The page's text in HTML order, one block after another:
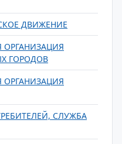
ДВИЖЕНИЕ
ОРГАНИЗАЦИЯ
ГОРОДОВ
ОРГАНИЗАЦИЯ
СЛУЖБА